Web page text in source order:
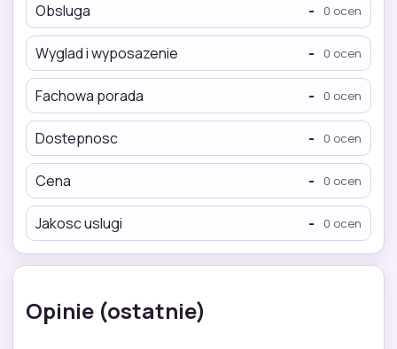
Obsluga - 0 ocen
Wyglad i wyposazenie - 0 ocen
Fachowa porada - 0 ocen
Dostepnosc - 0 ocen
Cena - 0 ocen
Jakosc uslugi - 0 ocen
Opinie (ostatnie)